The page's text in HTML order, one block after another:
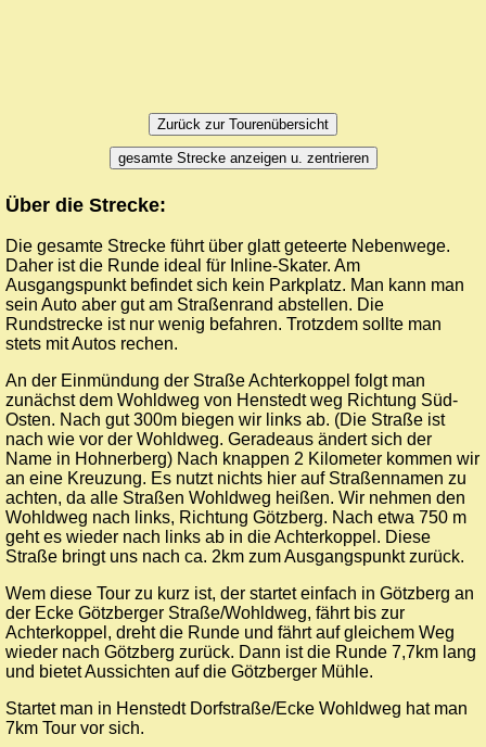
gesamte Strecke anzeigen u. zentrieren
Über die Strecke:
Die gesamte Strecke führt über glatt geteerte Nebenwege.
Daher ist die Runde ideal für Inline-Skater. Am
Ausgangspunkt befindet sich kein Parkplatz. Man kann man
sein Auto aber gut am Straßenrand abstellen. Die
Rundstrecke ist nur wenig befahren. Trotzdem sollte man
stets mit Autos rechen.
An der Einmündung der Straße Achterkoppel folgt man
zunächst dem Wohldweg von Henstedt weg Richtung Süd-
Osten. Nach gut 300m biegen wir links ab. (Die Straße ist
nach wie vor der Wohldweg. Geradeaus ändert sich der
Name in Hohnerberg) Nach knappen 2 Kilometer kommen wir
an eine Kreuzung. Es nutzt nichts hier auf Straßennamen zu
achten, da alle Straßen Wohldweg heißen. Wir nehmen den
Wohldweg nach links, Richtung Götzberg. Nach etwa 750 m
geht es wieder nach links ab in die Achterkoppel. Diese
Straße bringt uns nach ca. 2km zum Ausgangspunkt zurück.
Wem diese Tour zu kurz ist, der startet einfach in Götzberg an
der Ecke Götzberger Straße/Wohldweg, fährt bis zur
Achterkoppel, dreht die Runde und fährt auf gleichem Weg
wieder nach Götzberg zurück. Dann ist die Runde 7,7km lang
und bietet Aussichten auf die Götzberger Mühle.
Startet man in Henstedt Dorfstraße/Ecke Wohldweg hat man
7km Tour vor sich.